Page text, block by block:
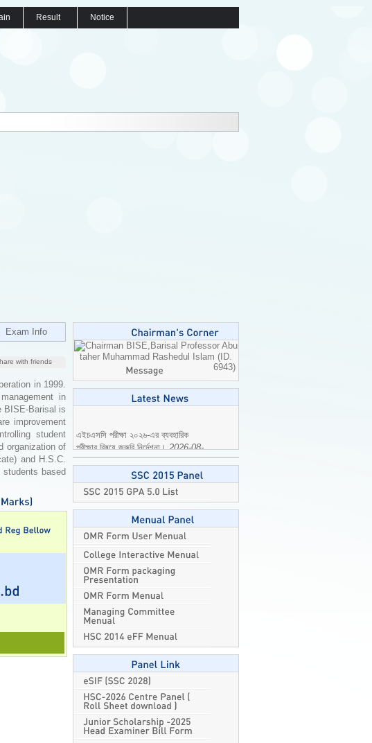
Result Notice
Exam Info
with friends
in 1999.
in
BISE-Barisal is
improvement
student
organization of
and H.S.C.
based
Professor Abu
taher Muhammad Rashedul Islam (ID.
6943)
পরীক্ষার বিষয়ে জরুরি নির্দেশনা।2026-08-
04